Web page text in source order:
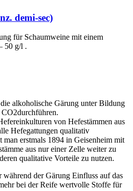
demi-sec)
für Schaumweine mit einem
50 g/l .
alkoholische Gärung unter Bildung
von Hefestämmen aus
Hefegattungen qualitativ
man erstmals 1894 in Geisenheim mit
aus nur einer Zelle weiter zu
qualitative Vorteile zu nutzen.
der Gärung Einfluss auf das
bei der Reife wertvolle Stoffe für